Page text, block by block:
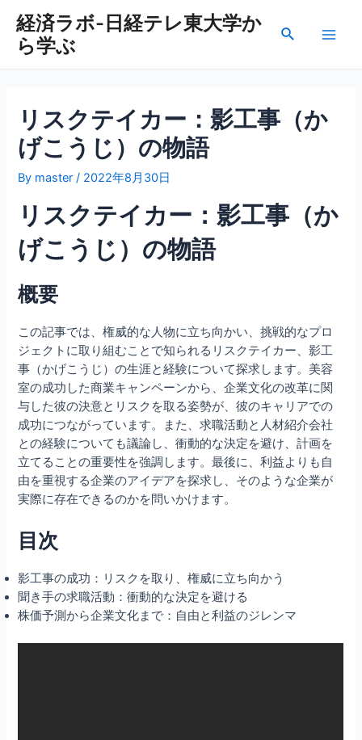
経済ラボ-日経テレ東大学か
ら学ぶ
検
リスクテイカー：影工事（か
げこうじ）の物語
By master / 2022年8月30日
リスクテイカー：影工事（か
げこうじ）の物語
概要
この記事では、権威的な人物に立ち向かい、挑戦的なプロ
ジェクトに取り組むことで知られるリスクテイカー、影工
事（かげこうじ）の生涯と経験について探求します。美容
室の成功した商業キャンペーンから、企業文化の改革に関
与した彼の決意とリスクを取る姿勢が、彼のキャリアでの
成功につながっています。また、求職活動と人材紹介会社
との経験についても議論し、衝動的な決定を避け、計画を
立てることの重要性を強調します。最後に、利益よりも自
由を重視する企業のアイデアを探求し、そのような企業が
実際に存在できるのかを問いかけます。
目次
影工事の成功：リスクを取り、権威に立ち向かう
聞き手の求職活動：衝動的な決定を避ける
株価予測から企業文化まで：自由と利益のジレンマ